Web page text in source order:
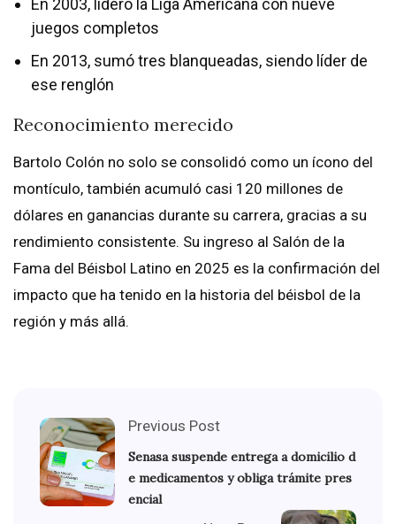
En 2003, lideró la Liga Americana con nueve
juegos completos
En 2013, sumó tres blanqueadas, siendo líder de
ese renglón
Reconocimiento merecido
Bartolo Colón no solo se consolidó como un ícono del
montículo, también acumuló casi 120 millones de
dólares en ganancias durante su carrera, gracias a su
rendimiento consistente. Su ingreso al Salón de la
Fama del Béisbol Latino en 2025 es la confirmación del
impacto que ha tenido en la historia del béisbol de la
región y más allá.
Previous Post
Senasa suspende entrega a domicilio d
e medicamentos y obliga trámite pres
encial